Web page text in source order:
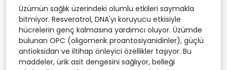
Üzümün sağlık üzerindeki olumlu etkileri saymakla
bitmiyor. Resveratrol, DNA'yı koruyucu etkisiyle
hücrelerin genç kalmasına yardımcı oluyor. Üzümde
bulunan OPC (oligomerik proantosiyanidinler), güçlü
antioksidan ve iltihap önleyici özellikler taşıyor. Bu
maddeler, ürik asit dengesini sağlıyor, belleği